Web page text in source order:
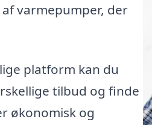
varmepumper, der
platform kan du
tilbud og finde
økonomisk og